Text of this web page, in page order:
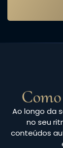
Ao longo da
no seu
conteúdos